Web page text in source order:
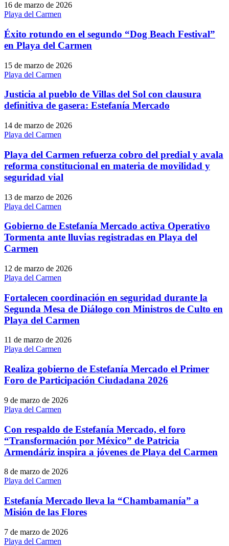
16 de marzo de 2026
Playa del Carmen
Éxito rotundo en el segundo “Dog Beach Festival”
en Playa del Carmen
15 de marzo de 2026
Playa del Carmen
Justicia al pueblo de Villas del Sol con clausura
definitiva de gasera: Estefanía Mercado
14 de marzo de 2026
Playa del Carmen
Playa del Carmen refuerza cobro del predial y avala
reforma constitucional en materia de movilidad y
seguridad vial
13 de marzo de 2026
Playa del Carmen
Gobierno de Estefanía Mercado activa Operativo
Tormenta ante lluvias registradas en Playa del
Carmen
12 de marzo de 2026
Playa del Carmen
Fortalecen coordinación en seguridad durante la
Segunda Mesa de Diálogo con Ministros de Culto en
Playa del Carmen
11 de marzo de 2026
Playa del Carmen
Realiza gobierno de Estefanía Mercado el Primer
Foro de Participación Ciudadana 2026
9 de marzo de 2026
Playa del Carmen
Con respaldo de Estefanía Mercado, el foro
“Transformación por México” de Patricia
Armendáriz inspira a jóvenes de Playa del Carmen
8 de marzo de 2026
Playa del Carmen
Estefanía Mercado lleva la “Chambamanía” a
Misión de las Flores
7 de marzo de 2026
Playa del Carmen